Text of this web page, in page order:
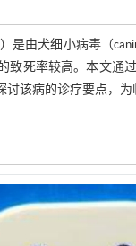
）是由犬细小病毒（
致死率较高。本文通
该病的诊疗要点，